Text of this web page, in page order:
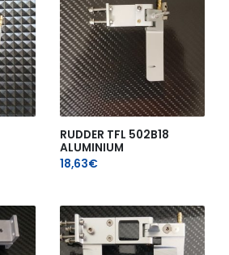
RUDDER TFL 502B18
ALUMINIUM
18,63€